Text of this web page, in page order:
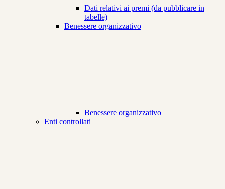
Dati relativi ai premi (da pubblicare in
tabelle)
Benessere organizzativo
Benessere organizzativo
Enti controllati